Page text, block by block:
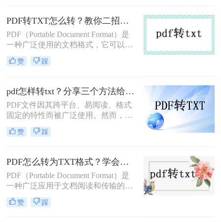
数据处理。那么PDF怎么转TXT呢？
本文将为您介绍三种将PDF转换为
TXT的实用方法。
PDF转TXT怎么转？教你二招搞定格式转换！
PDF（Portable Document Format）是
一种广泛使用的文档格式，它可以保
留原始文档的排版和格式，但同时也
带来了编辑和修改的困难。而TXT格
阅读。因此，将PDF文件转换为TXT
格式成为了一个常见的需求。那么
PDF转TXT怎么转呢？本文将介绍二
种实用的PDF转TXT的方法，帮助您
轻松完成转换。
赞 踩
pdf怎样转txt？分享三个方法给大家！
PDF文件因其跨平台、易阅读、格式
固定的特性而被广泛使用。然而，有
时我们需要将PDF文件转换为TXT文
本格式，以便更方便地进行编辑或搜
您介绍三种实用的PDF转TXT的方
法，帮助您轻松实现这一需求。
赞 踩
PDF怎么转为TXT格式？学会这三个办法解决！
PDF（Portable Document Format）是
一种广泛应用于文档阅读和传输的格
式，而TXT是纯文本格式，便于编辑
和阅读。在某些情况下，我们可能需
赞 踩